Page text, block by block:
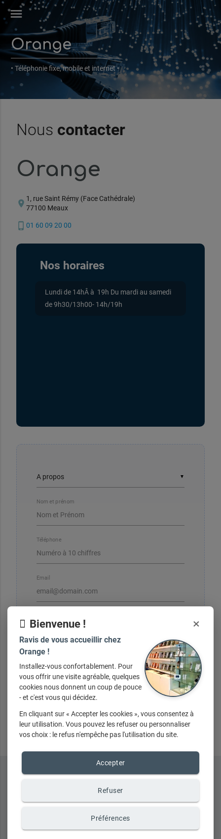
menu
Orange
• Téléphonie fixe, mobile et internet •
Nous contacter
Orange
location_on 1, rue Saint Rémy (Face Cathédrale)
77100 Meaux
phone_iphone 01 60 09 20 00
Nos horaires
Lundi de 14hÂ à 19h Du mardi au samedi
de 9h30/13h00- 14h/19h
▼
Nom et prénom
Téléphone
Email
Votre message
Envoyer
Bienvenue ! ×
Ravis de vous accueillir chez
Orange !
Installez-vous confortablement. Pour
vous offrir une visite agréable, quelques
cookies nous donnent un coup de pouce
- et c'est vous qui décidez.
En cliquant sur « Accepter les cookies », vous consentez à
leur utilisation. Vous pouvez les refuser ou personnaliser
vos choix : le refus n'empêche pas l'utilisation du site.
Accepter
Refuser
Préférences